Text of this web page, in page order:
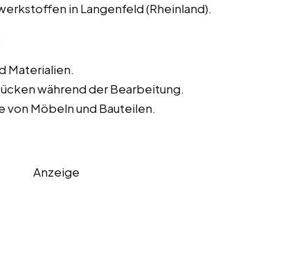
in Langenfeld (Rheinland).
Materialien.
während der Bearbeitung.
Möbeln und Bauteilen.
Anzeige